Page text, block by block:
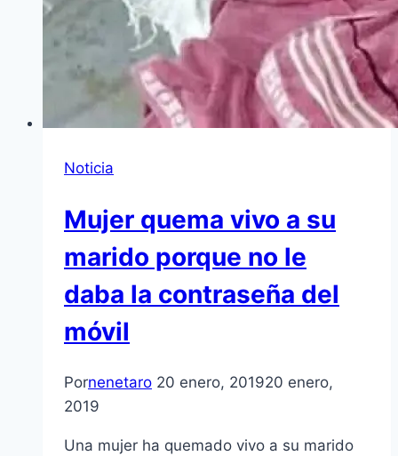
Noticia
Mujer quema vivo a su
marido porque no le
daba la contraseña del
móvil
Pornenetaro 20 enero, 201920 enero,
2019
Una mujer ha quemado vivo a su marido